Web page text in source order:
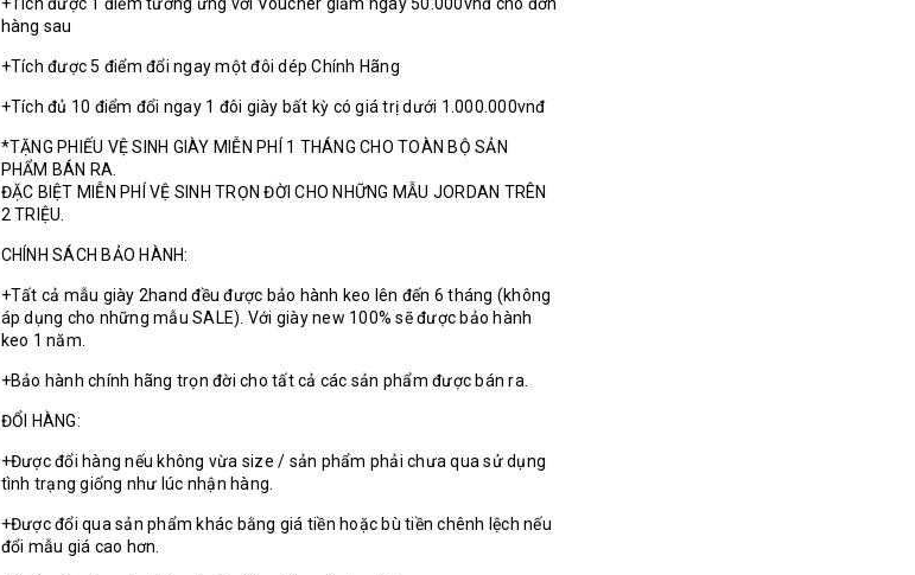
hàng sau
+Tích được 5 điểm đổi ngay một đôi dép Chính Hãng
+Tích đủ 10 điểm đổi ngay 1 đôi giày bất kỳ có giá trị dưới 1.000.000vnđ
*TẶNG PHIẾU VỆ SINH GIÀY MIỄN PHÍ 1 THÁNG CHO TOÀN BỘ SẢN
PHẨM BÁN RA.
ĐẶC BIỆT MIỄN PHÍ VỆ SINH TRỌN ĐỜI CHO NHỮNG MẪU JORDAN TRÊN
2 TRIỆU.
CHÍNH SÁCH BẢO HÀNH:
+Tất cả mẫu giày 2hand đều được bảo hành keo lên đến 6 tháng (không
áp dụng cho những mẫu SALE). Với giày new 100% sẽ được bảo hành
keo 1 năm.
+Bảo hành chính hãng trọn đời cho tất cả các sản phẩm được bán ra.
ĐỔI HÀNG:
+Được đổi hàng nếu không vừa size / sản phẩm phải chưa qua sử dụng
tình trạng giống như lúc nhận hàng.
+Được đổi qua sản phẩm khác bằng giá tiền hoặc bù tiền chênh lệch nếu
đổi mẫu giá cao hơn.